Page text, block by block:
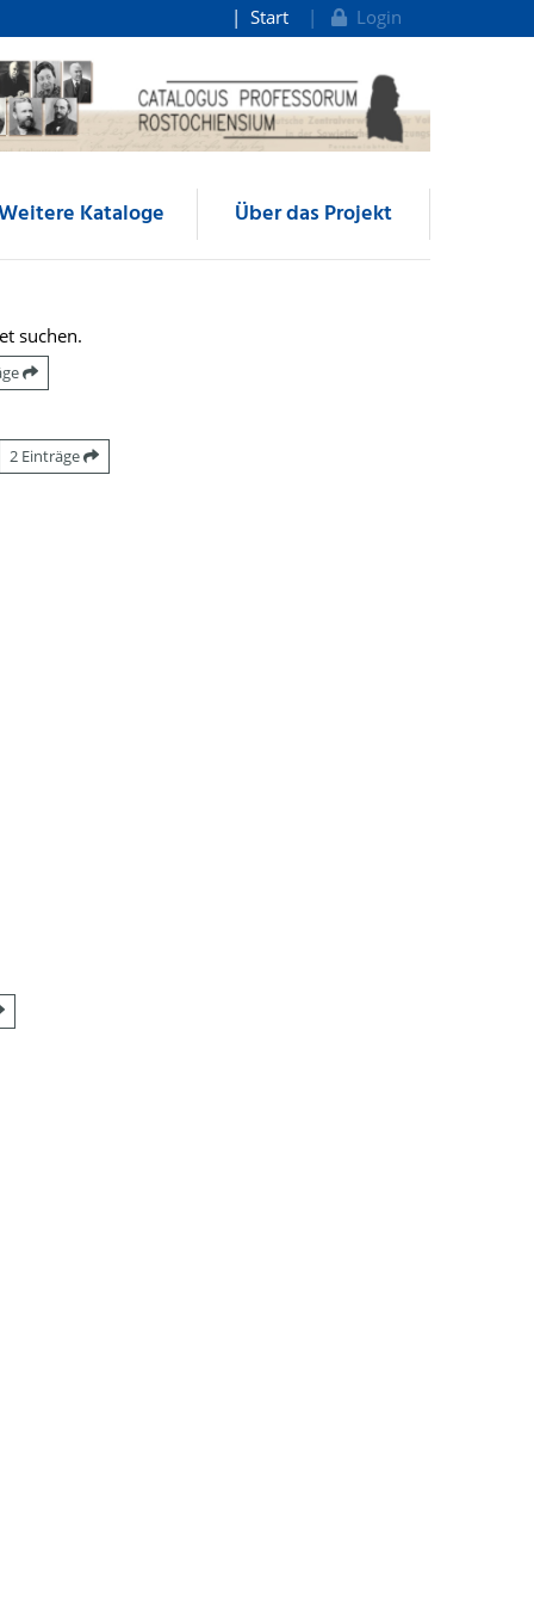
Start Login
Kataloge Über das Projekt
suchen.
2 Einträge